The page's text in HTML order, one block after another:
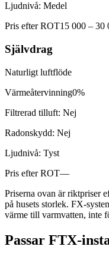
Ljudnivå: Medel
Pris efter ROT15 000 – 30
Självdrag
Naturligt luftflöde
Värmeåtervinning0%
Filtrerad tilluft: Nej
Radonskydd: Nej
Ljudnivå: Tyst
Pris efter ROT—
Priserna ovan är riktpriser
på husets storlek. FX-
värme till varmvatten, inte
Passar FTX-